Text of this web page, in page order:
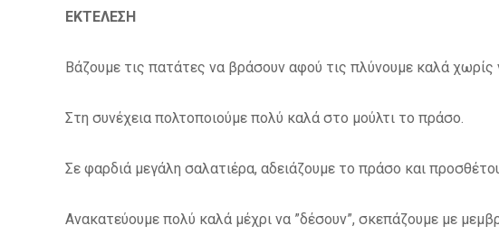
ΕΚΤΕΛΕΣΗ
Βάζουμε τις πατάτες να βράσουν αφού τις πλύνουμε καλά χωρίς
Στη συνέχεια πολτοποιούμε πολύ καλά στο μούλτι το πράσο.
Σε φαρδιά μεγάλη σαλατιέρα, αδειάζουμε το πράσο και
Ανακατεύουμε πολύ καλά μέχρι να ”δέσουν”, σκεπάζουμε με